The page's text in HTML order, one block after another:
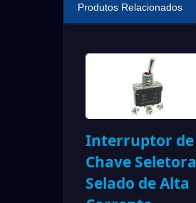
Produtos Relacionados
Interruptor de
Chave Seletora
Selado de Alta